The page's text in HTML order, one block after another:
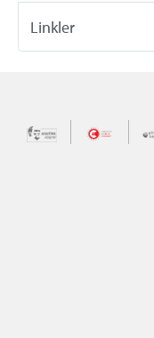
Linkler